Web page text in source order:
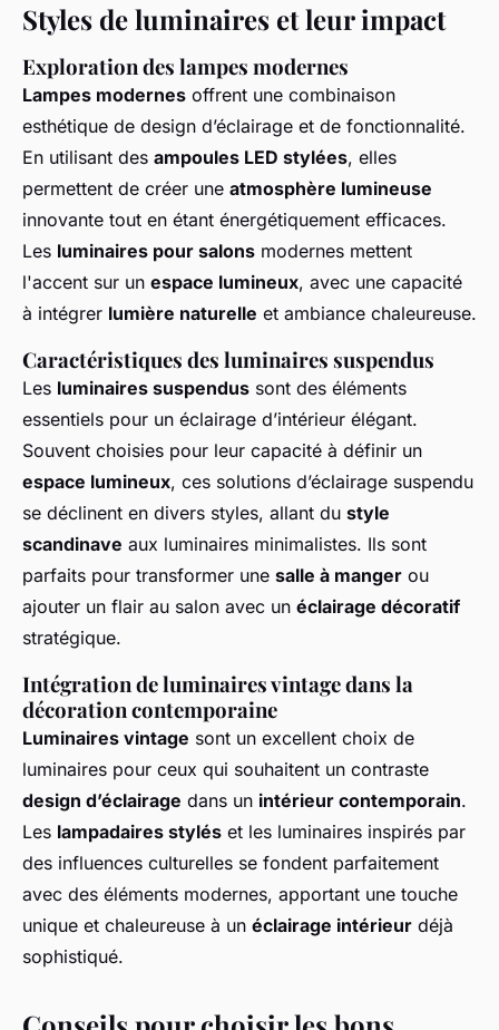
Styles de luminaires et leur impact
Exploration des lampes modernes
Lampes modernes offrent une combinaison
esthétique de design d’éclairage et de fonctionnalité.
En utilisant des ampoules LED stylées, elles
permettent de créer une atmosphère lumineuse
innovante tout en étant énergétiquement efficaces.
Les luminaires pour salons modernes mettent
l'accent sur un espace lumineux, avec une capacité
à intégrer lumière naturelle et ambiance chaleureuse.
Caractéristiques des luminaires suspendus
Les luminaires suspendus sont des éléments
essentiels pour un éclairage d’intérieur élégant.
Souvent choisies pour leur capacité à définir un
espace lumineux, ces solutions d’éclairage suspendu
se déclinent en divers styles, allant du style
scandinave aux luminaires minimalistes. Ils sont
parfaits pour transformer une salle à manger ou
ajouter un flair au salon avec un éclairage décoratif
stratégique.
Intégration de luminaires vintage dans la
décoration contemporaine
Luminaires vintage sont un excellent choix de
luminaires pour ceux qui souhaitent un contraste
design d’éclairage dans un intérieur contemporain.
Les lampadaires stylés et les luminaires inspirés par
des influences culturelles se fondent parfaitement
avec des éléments modernes, apportant une touche
unique et chaleureuse à un éclairage intérieur déjà
sophistiqué.